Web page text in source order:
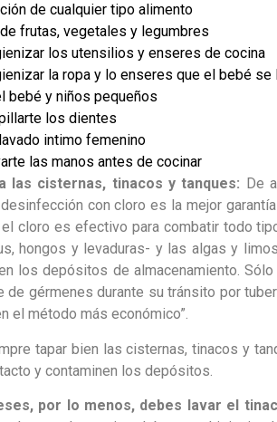
de cualquier tipo alimento
frutas, vegetales y legumbres
los utensilios y enseres de cocina
la ropa y lo enseres que el bebé se
bebé y niños pequeños
los dientes
intimo femenino
las manos antes de cocinar
las cisternas, tinacos y tanques: De
con cloro es la mejor
cloro es efectivo para combatir todo
hongos y levaduras- y las algas y
los depósitos de almacenamiento.
de gérmenes durante su tránsito por
el método más económico”.
tapar bien las cisternas, tinacos y
y contaminen los depósitos.
por lo menos, debes lavar el